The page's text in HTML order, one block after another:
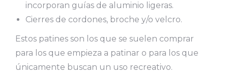
incorporan guías de aluminio ligeras.
Cierres de cordones, broche y/o velcro.
Estos patines son los que se suelen comprar
para los que empieza a patinar o para los que
únicamente buscan un uso recreativo.